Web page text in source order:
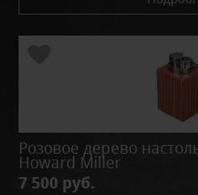
Розовое дерево
Howard Miller
7 500 руб.